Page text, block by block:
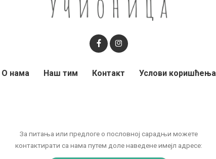
За питања или предлоге о пословној сарадњи можете
контактирати са нама путем доле наведене имејл адресе:
О нама Наш тим Контакт Услови коришћења